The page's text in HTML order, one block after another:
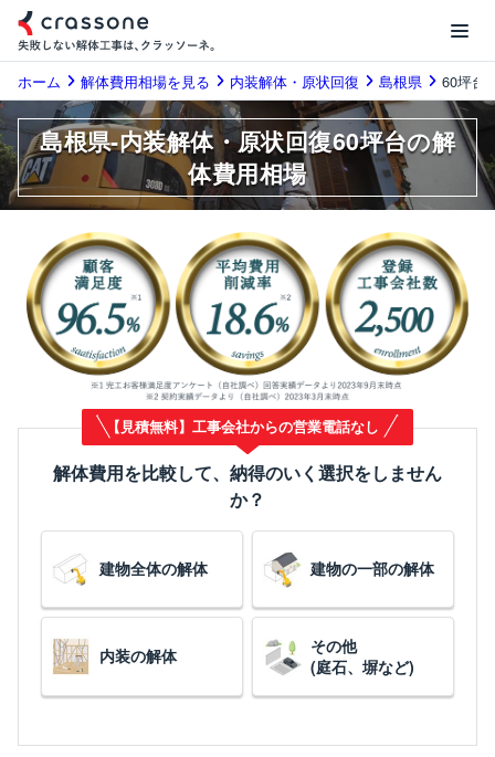
ホーム 解体費用相場を見る 内装解体・原状回復 島根県 60坪台
島根県-内装解体・原状回復60坪台の解
体費用相場
【見積無料】工事会社からの営業電話なし
解体費用を比較して、納得のいく選択をしません
か？
建物全体の解体 建物の一部の解体
内装の解体
その他
(庭石、塀など)